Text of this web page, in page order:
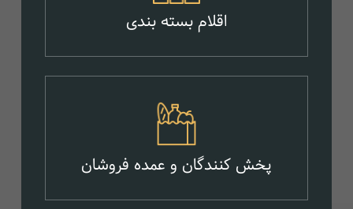
اقلام بسته بندی
پخش کنندگان و عمده فروشان